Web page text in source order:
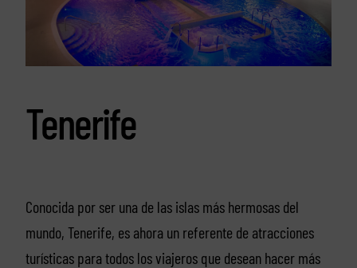
Tenerife
Conocida por ser una de las islas más hermosas del
mundo, Tenerife, es ahora un referente de atracciones
turísticas para todos los viajeros que desean hacer más